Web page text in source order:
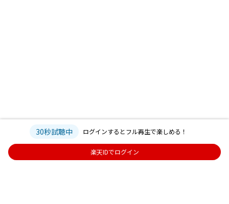
30秒試聴中 ログインするとフル再生で楽しめる！
楽天IDでログイン